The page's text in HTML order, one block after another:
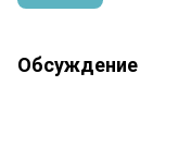
Обсуждение